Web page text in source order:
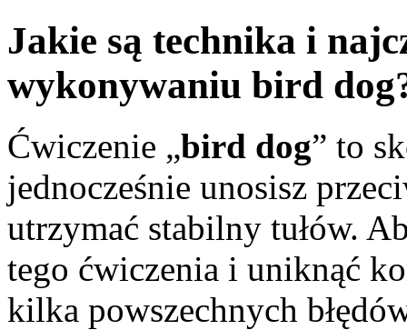
Jakie są technika i
wykonywaniu bird
Ćwiczenie „bird dog” to
jednocześnie unosisz
utrzymać stabilny tułów.
tego ćwiczenia i uniknąć
kilka powszechnych